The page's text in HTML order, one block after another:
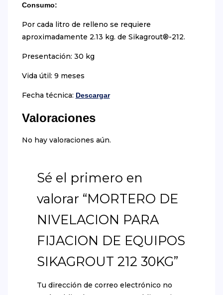
Consumo:
Por cada litro de relleno se requiere
aproximadamente 2.13 kg. de Sikagrout®-212.
Presentación: 30 kg
Vida útil: 9 meses
Fecha técnica: Descargar
Valoraciones
No hay valoraciones aún.
Sé el primero en
valorar “MORTERO DE
NIVELACION PARA
FIJACION DE EQUIPOS
SIKAGROUT 212 30KG”
Tu dirección de correo electrónico no